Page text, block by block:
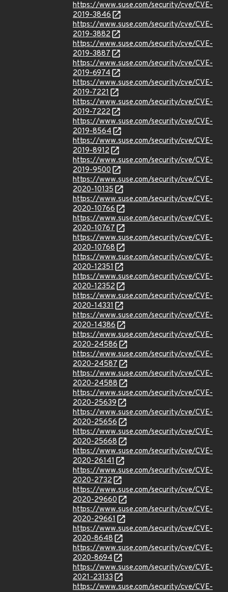
https://www.suse.com/security/cve/CVE-
2019-3846
https://www.suse.com/security/cve/CVE-
2019-3882
https://www.suse.com/security/cve/CVE-
2019-3887
https://www.suse.com/security/cve/CVE-
2019-6974
https://www.suse.com/security/cve/CVE-
2019-7221
https://www.suse.com/security/cve/CVE-
2019-7222
https://www.suse.com/security/cve/CVE-
2019-8564
https://www.suse.com/security/cve/CVE-
2019-8912
https://www.suse.com/security/cve/CVE-
2019-9500
https://www.suse.com/security/cve/CVE-
2020-10135
https://www.suse.com/security/cve/CVE-
2020-10766
https://www.suse.com/security/cve/CVE-
2020-10767
https://www.suse.com/security/cve/CVE-
2020-10768
https://www.suse.com/security/cve/CVE-
2020-12351
https://www.suse.com/security/cve/CVE-
2020-12352
https://www.suse.com/security/cve/CVE-
2020-14331
https://www.suse.com/security/cve/CVE-
2020-14386
https://www.suse.com/security/cve/CVE-
2020-24586
https://www.suse.com/security/cve/CVE-
2020-24587
https://www.suse.com/security/cve/CVE-
2020-24588
https://www.suse.com/security/cve/CVE-
2020-25639
https://www.suse.com/security/cve/CVE-
2020-25656
https://www.suse.com/security/cve/CVE-
2020-25668
https://www.suse.com/security/cve/CVE-
2020-26141
https://www.suse.com/security/cve/CVE-
2020-2732
https://www.suse.com/security/cve/CVE-
2020-29660
https://www.suse.com/security/cve/CVE-
2020-29661
https://www.suse.com/security/cve/CVE-
2020-8648
https://www.suse.com/security/cve/CVE-
2020-8694
https://www.suse.com/security/cve/CVE-
2021-23133
https://www.suse.com/security/cve/CVE-